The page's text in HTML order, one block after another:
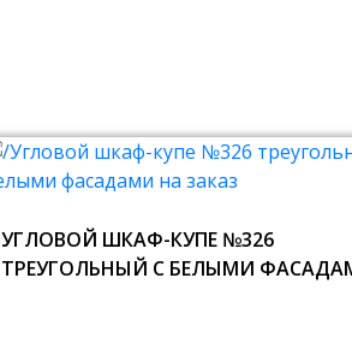
УГЛОВОЙ ШКАФ-КУПЕ №326
ТРЕУГОЛЬНЫЙ С БЕЛЫМИ